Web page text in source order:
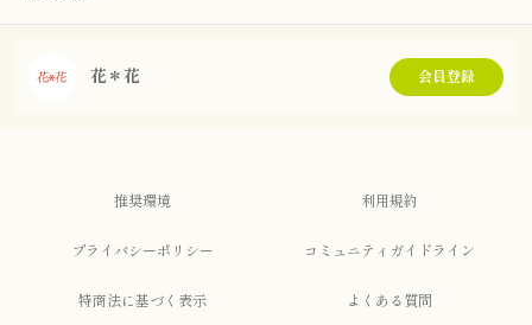
花＊花 会員登録
推奨環境 利用規約
プライバシーポリシー コミュニティガイドライン
特商法に基づく表示 よくある質問